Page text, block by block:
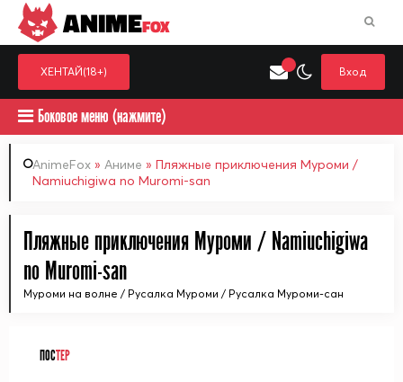
Выберите одну категорию для поиска Аниме
ANIMEFOX
ХЕНТАЙ(18+) Вход
Боковое меню (нажмите)
AnimeFox » Аниме » Пляжные приключения Муроми /
Namiuchigiwa no Muromi-san
Пляжные приключения Муроми / Namiuchigiwa
no Muromi-san
Муроми на волне / Русалка Муроми / Русалка Муроми-сан
ПОСТЕР